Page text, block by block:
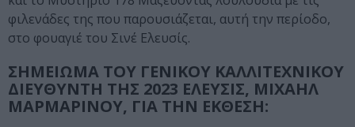
φιλενάδες της που παρουσιάζεται, αυτή την περίοδο,
στο φουαγιέ του Σινέ Ελευσίς.
ΣΗΜΕΙΩΜΑ ΤΟΥ ΓΕΝΙΚΟΥ ΚΑΛΛΙΤΕΧΝΙΚΟΥ
ΔΙΕΥΘΥΝΤΗ ΤΗΣ 2023 ΕΛΕΥΣΙΣ, ΜΙΧΑΗΛ
ΜΑΡΜΑΡΙΝΟΥ, ΓΙΑ ΤΗΝ ΕΚΘΕΣΗ: